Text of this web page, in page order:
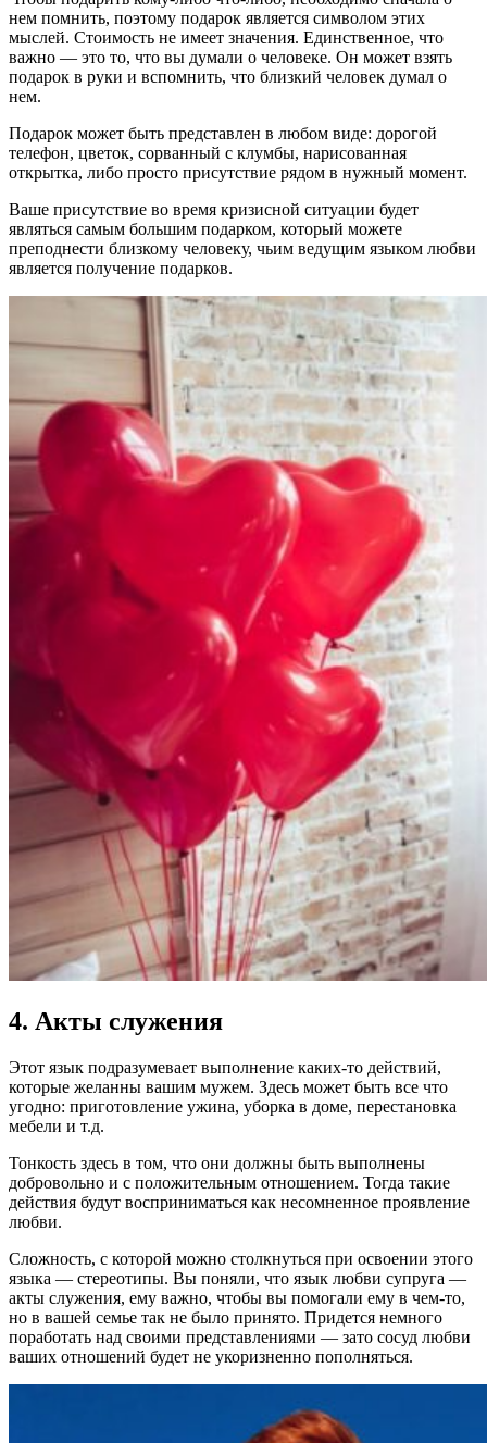
нем помнить, поэтому подарок является символом этих
мыслей. Стоимость не имеет значения. Единственное, что
важно — это то, что вы думали о человеке. Он может взять
подарок в руки и вспомнить, что близкий человек думал о
нем.
Подарок может быть представлен в любом виде: дорогой
телефон, цветок, сорванный с клумбы, нарисованная
открытка, либо просто присутствие рядом в нужный момент.
Ваше присутствие во время кризисной ситуации будет
являться самым большим подарком, который можете
преподнести близкому человеку, чьим ведущим языком любви
является получение подарков.
4. Акты служения
Этот язык подразумевает выполнение каких-то действий,
которые желанны вашим мужем. Здесь может быть все что
угодно: приготовление ужина, уборка в доме, перестановка
мебели и т.д.
Тонкость здесь в том, что они должны быть выполнены
добровольно и с положительным отношением. Тогда такие
действия будут восприниматься как несомненное проявление
любви.
Сложность, с которой можно столкнуться при освоении этого
языка — стереотипы. Вы поняли, что язык любви супруга —
акты служения, ему важно, чтобы вы помогали ему в чем-то,
но в вашей семье так не было принято. Придется немного
поработать над своими представлениями — зато сосуд любви
ваших отношений будет не укоризненно пополняться.